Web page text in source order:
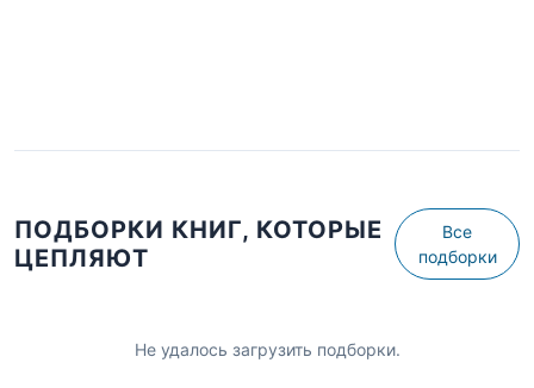
ПОДБОРКИ КНИГ, КОТОРЫЕ
ЦЕПЛЯЮТ
Все
подборки
Не удалось загрузить подборки.